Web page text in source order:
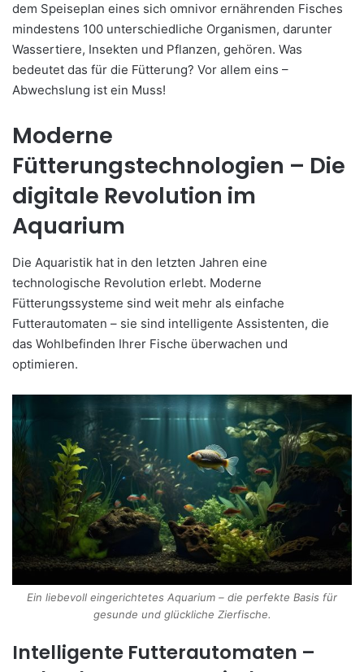
dem Speiseplan eines sich omnivor ernährenden Fisches
mindestens 100 unterschiedliche Organismen, darunter
Wassertiere, Insekten und Pflanzen, gehören. Was
bedeutet das für die Fütterung? Vor allem eins –
Abwechslung ist ein Muss!
Moderne
Fütterungstechnologien – Die
digitale Revolution im
Aquarium
Die Aquaristik hat in den letzten Jahren eine
technologische Revolution erlebt. Moderne
Fütterungssysteme sind weit mehr als einfache
Futterautomaten – sie sind intelligente Assistenten, die
das Wohlbefinden Ihrer Fische überwachen und
optimieren.
Ein liebevoll eingerichtetes Aquarium – die perfekte Basis für
gesunde und glückliche Zierfische.
Intelligente Futterautomaten –